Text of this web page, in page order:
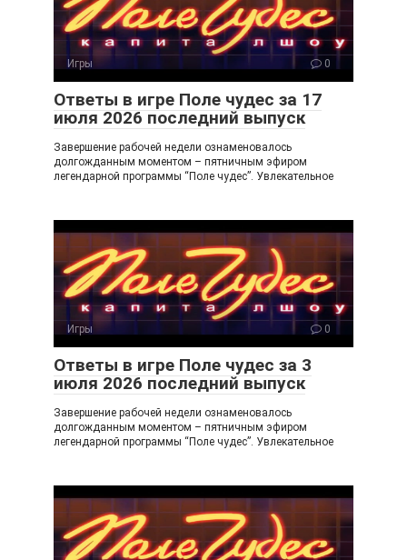
a
ss
ni
ki
m
Игры 0
Ответы в игре Поле чудес за 17
июля 2026 последний выпуск
Завершение рабочей недели ознаменовалось
долгожданным моментом – пятничным эфиром
легендарной программы “Поле чудес”. Увлекательное
Игры 0
Ответы в игре Поле чудес за 3
июля 2026 последний выпуск
Завершение рабочей недели ознаменовалось
долгожданным моментом – пятничным эфиром
легендарной программы “Поле чудес”. Увлекательное